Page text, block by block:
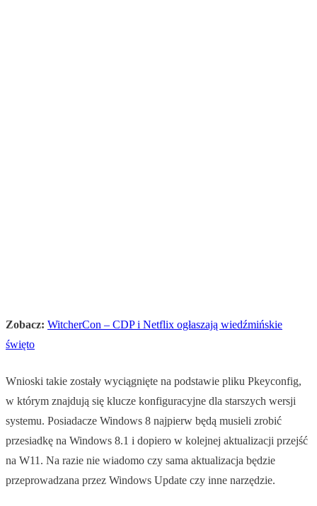
Zobacz: WitcherCon – CDP i Netflix ogłaszają wiedźmińskie
święto
Wnioski takie zostały wyciągnięte na podstawie pliku Pkeyconfig,
w którym znajdują się klucze konfiguracyjne dla starszych wersji
systemu. Posiadacze Windows 8 najpierw będą musieli zrobić
przesiadkę na Windows 8.1 i dopiero w kolejnej aktualizacji przejść
na W11. Na razie nie wiadomo czy sama aktualizacja będzie
przeprowadzana przez Windows Update czy inne narzędzie.